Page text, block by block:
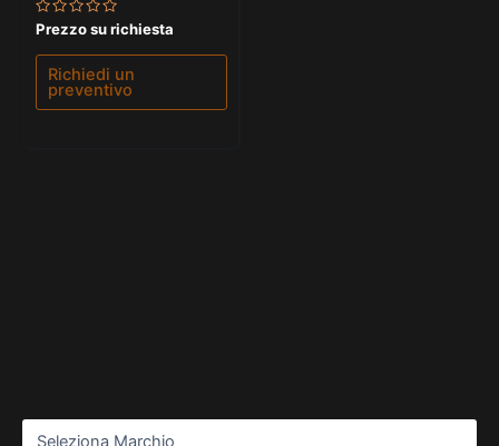
Valutato
0
su
Prezzo su richiesta
Richiedi un
preventivo